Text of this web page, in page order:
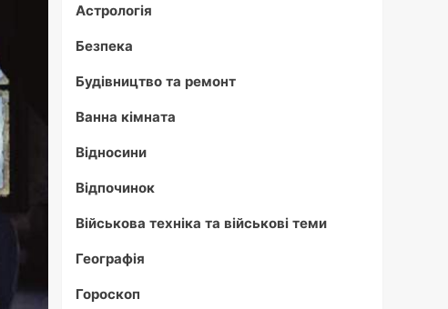
Астрологія
Безпека
Будівництво та ремонт
Ванна кімната
Відносини
Відпочинок
Військова техніка та військові теми
Географія
Гороскоп